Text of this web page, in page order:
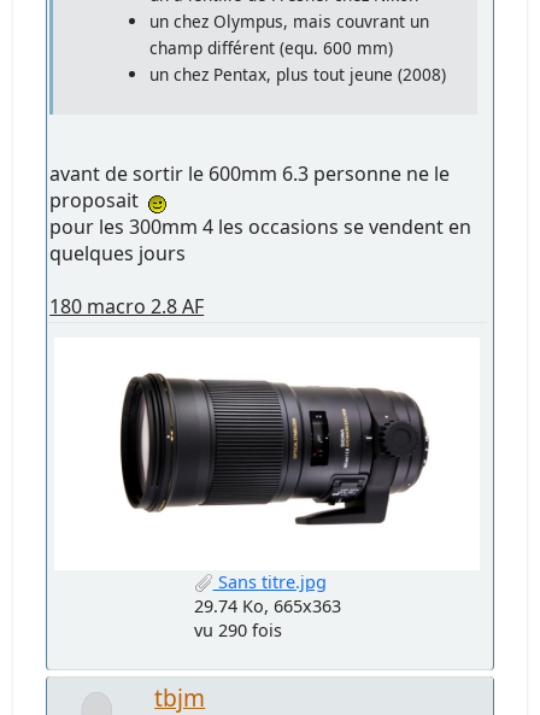
un chez Olympus, mais couvrant un
champ différent (equ. 600 mm)
un chez Pentax, plus tout jeune (2008)
avant de sortir le 600mm 6.3 personne ne le
proposait
pour les 300mm 4 les occasions se vendent en
quelques jours
180 macro 2.8 AF
Sans titre.jpg
29.74 Ko, 665x363
vu 290 fois
tbjm